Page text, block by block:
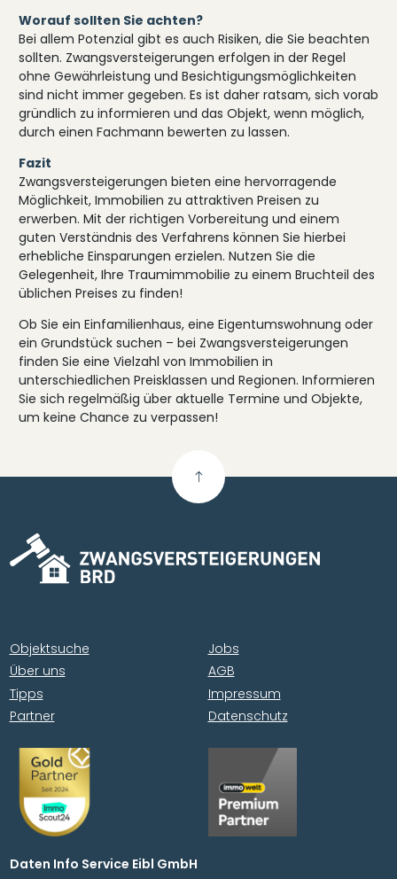
Worauf sollten Sie achten?
Bei allem Potenzial gibt es auch Risiken, die Sie beachten
sollten. Zwangsversteigerungen erfolgen in der Regel
ohne Gewährleistung und Besichtigungsmöglichkeiten
sind nicht immer gegeben. Es ist daher ratsam, sich vorab
gründlich zu informieren und das Objekt, wenn möglich,
durch einen Fachmann bewerten zu lassen.
Fazit
Zwangsversteigerungen bieten eine hervorragende
Möglichkeit, Immobilien zu attraktiven Preisen zu
erwerben. Mit der richtigen Vorbereitung und einem
guten Verständnis des Verfahrens können Sie hierbei
erhebliche Einsparungen erzielen. Nutzen Sie die
Gelegenheit, Ihre Traumimmobilie zu einem Bruchteil des
üblichen Preises zu finden!
Ob Sie ein Einfamilienhaus, eine Eigentumswohnung oder
ein Grundstück suchen – bei Zwangsversteigerungen
finden Sie eine Vielzahl von Immobilien in
unterschiedlichen Preisklassen und Regionen. Informieren
Sie sich regelmäßig über aktuelle Termine und Objekte,
um keine Chance zu verpassen!
Daten Info Service Eibl GmbH
Objektsuche
Über uns
Tipps
Partner
Jobs
AGB
Impressum
Datenschutz